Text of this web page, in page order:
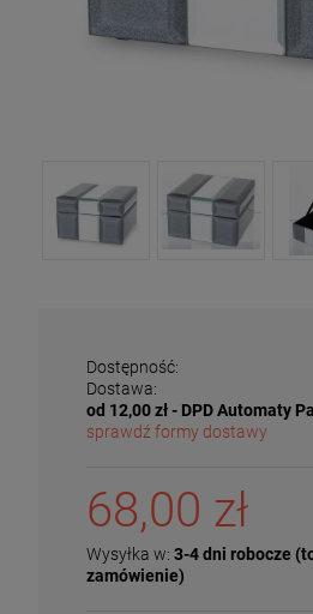
Dostępność:
Dostawa:
od 12,00 zł- DPD Automaty
Cena nie zawiera ewentualnych
sprawdź formy dostawy
68,00 zł
Wysyłka w: 3-4 dni robocze
zamówienie)